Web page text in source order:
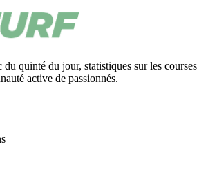
quinté du jour, statistiques sur les courses
active de passionnés.